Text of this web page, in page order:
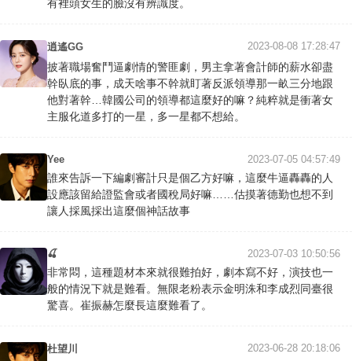
有裡頭女生的臉沒有辨識度。
逍遙GG 2023-08-08 17:28:47
披著職場奮鬥逼劇情的警匪劇，男主拿著會計師的薪水卻盡
幹臥底的事，成天啥事不幹就盯著反派領導那一畝三分地跟
他對著幹…韓國公司的領導都這麼好的嘛？純粹就是衝著女
主服化道多打的一星，多一星都不想給。
Yee 2023-07-05 04:57:49
誰來告訴一下編劇審計只是個乙方好嘛，這麼牛逼轟轟的人
設應該留給證監會或者國稅局好嘛……估摸著德勤也想不到
讓人採風採出這麼個神話故事
🍒 2023-07-03 10:50:56
非常悶，這種題材本來就很難拍好，劇本寫不好，演技也一
般的情況下就是難看。無限老粉表示金明洙和李成烈同臺很
驚喜。崔振赫怎麼長這麼難看了。
杜望川 2023-06-28 20:18:06